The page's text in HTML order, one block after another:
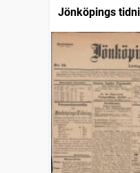
Jönköpings